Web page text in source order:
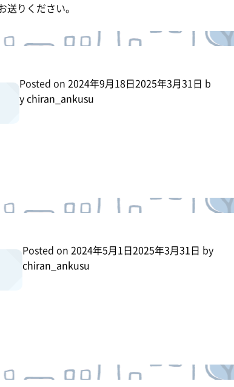
てにお送りください。
Posted on2024年9月18日2025年3月31日 b
ychiran_ankusu
Posted on 2024年5月1日2025年3月31日 by
chiran_ankusu